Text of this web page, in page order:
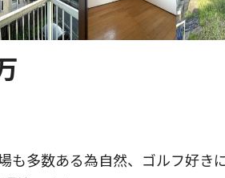
も多数ある為自然、ゴルフ好